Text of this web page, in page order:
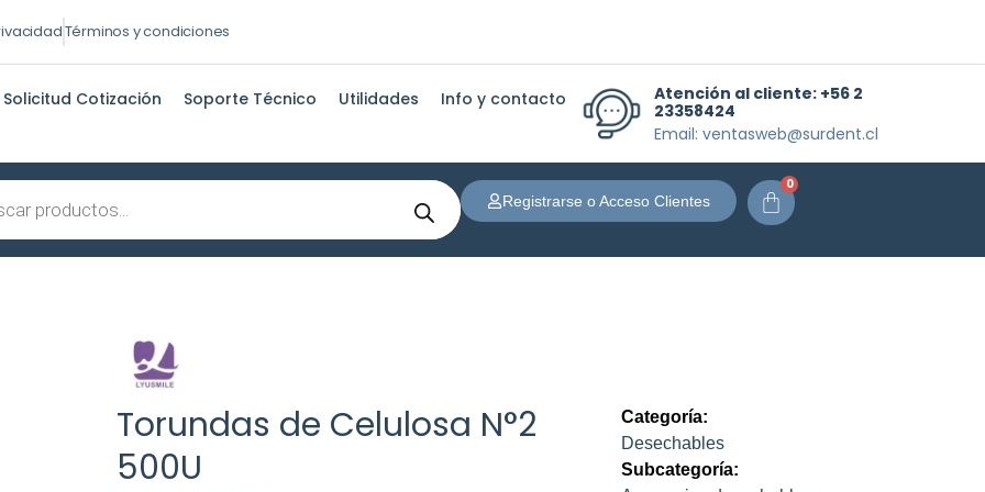
Términos y condiciones
Solicitud Cotización Soporte Técnico Utilidades Info y contacto Atención al cliente: +56 2
23358424
Email: ventasweb@surdent.cl
Registrarse o Acceso Clientes
0
Carrito
Torundas de Celulosa N°2
500U
Categoría:
Desechables
Subcategoría: